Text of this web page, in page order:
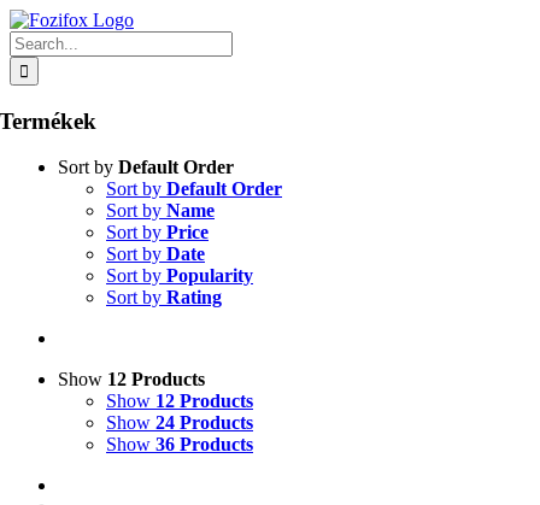
Skip
to
content
Search
for:
Termékek
Sort by Default Order
Sort by Default Order
Sort by Name
Sort by Price
Sort by Date
Sort by Popularity
Sort by Rating
Show 12 Products
Show 12 Products
Show 24 Products
Show 36 Products